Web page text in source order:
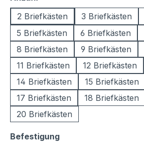
2 Briefkästen
3 Briefkästen
5 Briefkästen
6 Briefkästen
8 Briefkästen
9 Briefkästen
11 Briefkästen
12 Briefkästen
14 Briefkästen
15 Briefkästen
17 Briefkästen
18 Briefkästen
20 Briefkästen
Befestigungauswählen